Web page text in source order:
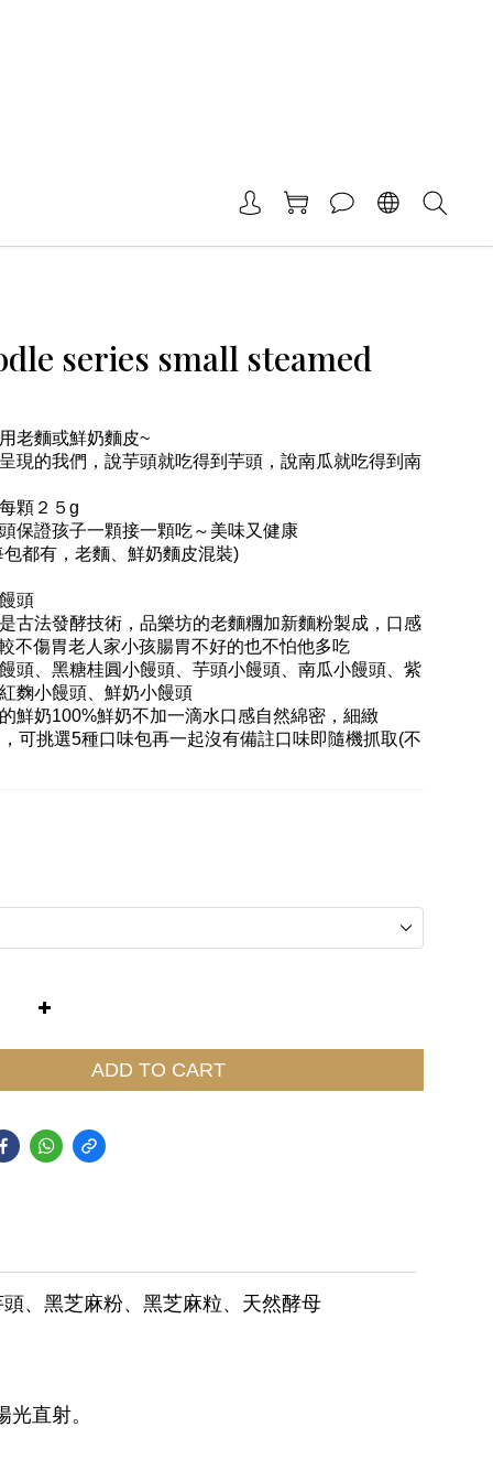
series small steamed
老麵或鮮奶麵皮~
現的我們，說芋頭就吃得到芋頭，說南瓜就吃得到南
顆２５g
保證孩子一顆接一顆吃～美味又健康
都有，老麵、鮮奶麵皮混裝)
頭
古法發酵技術，品樂坊的老麵糰加新麵粉製成，口感
不傷胃老人家小孩腸胃不好的也不怕他多吃
頭、黑糖桂圓小饅頭、芋頭小饅頭、南瓜小饅頭、紫
麴小饅頭、鮮奶小饅頭
鮮奶100%鮮奶不加一滴水口感自然綿密，細緻
可挑選5種口味包再一起沒有備註口味即隨機抓取(不
ADD TO CART
、黑芝麻粉、黑芝麻粒、天然酵母
直射。